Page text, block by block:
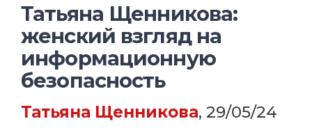
Татьяна Щенникова:
женский взгляд на
информационную
безопасность
Татьяна Щенникова, 29/05/24